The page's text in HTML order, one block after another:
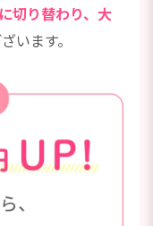
切り替わり、大
います。